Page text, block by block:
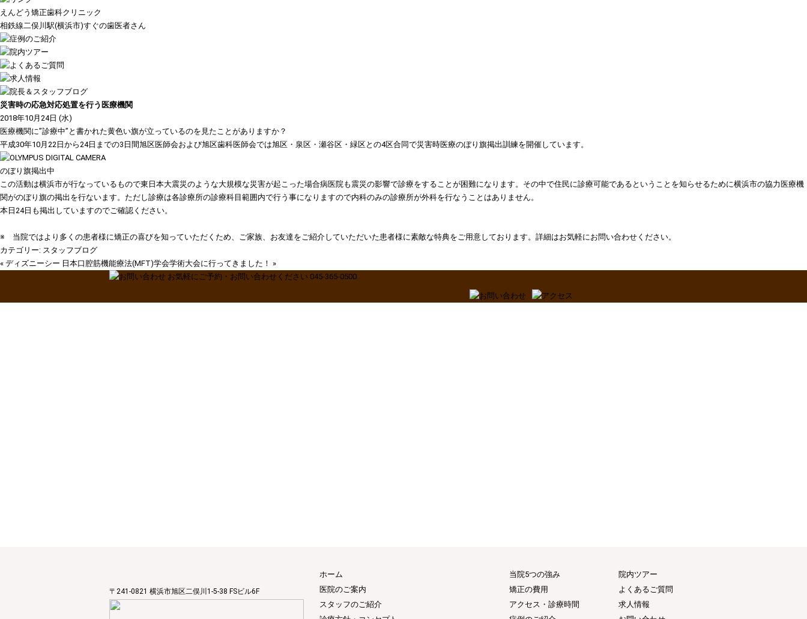
えんどう矯正歯科クリニック
相鉄線二俣川駅(横浜市)すぐの歯医者さん
災害時の応急対応処置を行う医療機関
2018年10月24日 (水)
医療機関に”診療中”と書かれた黄色い旗が立っているのを見たことがありますか？
平成30年10月22日から24日までの3日間旭区医師会および旭区歯科医師会では旭区・泉区・瀬谷区・緑区との4区合同で災害時医療のぼり旗掲出訓練を開催しています。
のぼり旗掲出中
この活動は横浜市が行なっているもので東日本大震災のような大規模な災害が起こった場合病医院も震災の影響で診療をすることが困難になります。その中で住民に診療可能であるということを知らせるために横浜市の協力医療機
関がのぼり旗の掲出を行ないます。ただし診療は各診療所の診療科目範囲内で行う事になりますので内科のみの診療所が外科を行なうことはありません。
本日24日も掲出していますのでご確認ください。
※ 当院ではより多くの患者様に矯正の喜びを知っていただくため、ご家族、お友達をご紹介していただいた患者様に素敵な特典をご用意しております。詳細はお気軽にお問い合わせください。
カテゴリー: スタッフブログ
« ディズニーシー 日本口腔筋機能療法(MFT)学会学術大会に行ってきました！ »
〒241-0821 横浜市旭区二俣川1-5-38 FSビル6F
ホーム
医院のご案内
スタッフのご紹介
当院5つの強み
矯正の費用
アクセス・診療時間
院内ツアー
よくあるご質問
求人情報